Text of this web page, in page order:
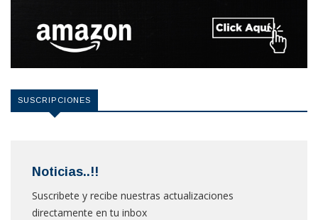
SUSCRIPCIONES
Noticias..!!
Suscribete y recibe nuestras actualizaciones
directamente en tu inbox